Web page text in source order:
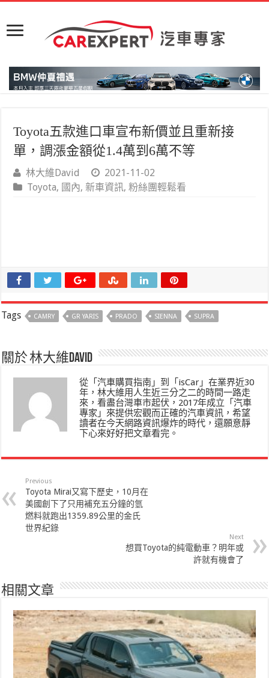
Toyota五款進口車宣布新價並且重新接
單，調漲金額從1.4萬到6萬不等
林大維David
2021-11-02
Toyota, 國內,新車資訊,粉絲團輕鬆看
Tags CAMRY GR YARIS PRADO SIENNA SUPRA
關於 林大維David
從「汽車購買指南」到「isCar」在業界近30
年，林大維用人生近三分之二的時間一路走
來，看盡台灣車市起伏，2017年成立「汽車
專家」來提供宏觀而正確的汽車資訊，希望
讀者在今天網路資訊爆炸的時代，還願意靜
下心來好好把文章看完。
Previous
Toyota Mirai又寫下歷史，10月在
美國創下了只用補充五分鐘的氫
燃料就跑出1359.89公里的金氏
世界紀錄
Next
想買Toyota的純電動車？明年或
許就有機會了
相關文章